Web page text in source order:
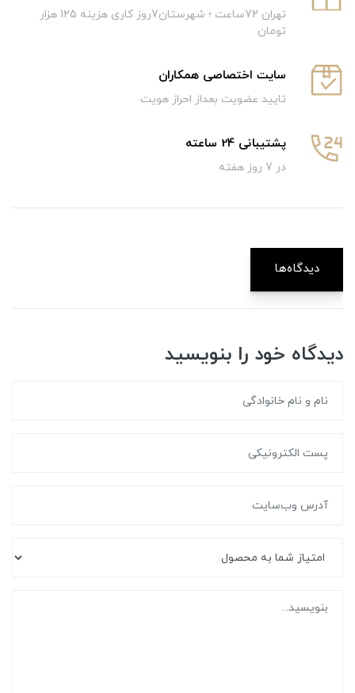
تهران 72ساعت ؛ شهرستان7روز کاری هزینه 125 هزار
تومان
سایت اختصاصی همکاران
تایید عضویت بعداز احراز هویت
پشتیبانی 24 ساعته
در 7 روز هفته
دیدگاه‌ها
دیدگاه خود را بنویسید